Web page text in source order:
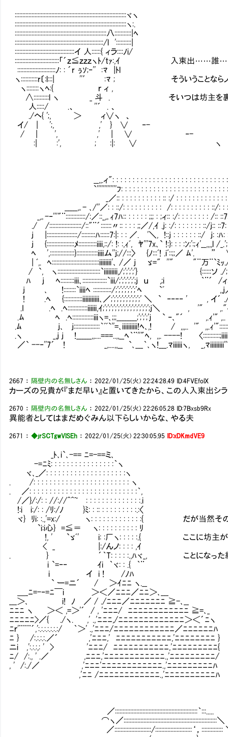
:::::::::::::::::::::::::::::::::::::::::::::::::::::::::::::::::::::::::ヾヽ
:::::::::::::::::::::::::::::::::::::::::::::::::::::::::::::::::::::::::ヽ:.
::::::::::::::::::::::::::::::::::::::::::::::::::::::::::::八:::::::::::|ﾍ
::::::::::::::::::::::::::::::::::::::::::::::::::::::::::/l '::::::::::|
:::::::::::::::::::::::::::::::::::::::イ 人::::::{ ィラ::::ﾉi/
:::::::::::::::::::::::::::::「´ｚ≦ｚｚｚヽﾄ/tｧ:,ｲ 入束出……誰
:::::::::::::::::::::::::ﾉ: : ´r ぅｿ;‐'' :ﾏ |ﾄl
ヽ:::::::::::r〔:l:::| ''′ :ﾏ ; そういうことならノ
ヽ::::::::ヽﾍ:{ ｒ ィ ,
∧::::::::::l ヽ _ 斗 . そいつは坊主を裏切っ
人:::::/ .、 ''´ . 、
./ヘ{ ';, ＞ ィ∨ヽ 、
イ/ | ';, ,' } ∨ ‐-
/ | ', ,' | ∨ ‐-
:| :', ; :|: ∨ ヽ
__,,.ィ": : : : : : : : : : : : : : : : : : : : : : : : : : : : : : : :
`'''''''''''''ﾌ: : : : : : : : : : : : : : : : : : : : : : : : : : : : : :
_／:: : : : : : : : : : : :: :/ : : : : : : : : : : : : : : : : :
_____,｡- ､/''／: : ::/: : : : : : : : : : /: : : : : : : : : : ::/: : : : :
_,｡-‐'''"¨:::::::::::::/:／::_,｡ｨ7ﾊ:: : : : : : ;;; : ;ィ:: :/: : : : : : : : /:: ::7:
./ /:::::::::::::::::::::/::"¨´:::::::〃:: : : : ;;／/,ｲ .j: :/: : : : : : : ::/j:: ::7: :
j |::::::::::::::::::::/:::::::::ﾊ::::::7:|: : : ／. '＼, !::j : : : : : : ::/ j: :ﾊ: :
j {::::::::::::::::::ﾒ::::::::::::iiii,::/: !: :,ｨﾞ, ﾔ'''7x､` !:}: : : :ﾝ;':;ｨ'__,,,,l /
ﾍ ',::::::::::::::::}::::::::::::::iiiiム''j;//:::〉 {ﾉ:::ﾞ! .iﾞ::;;／ ﾑ'. ”
| ﾞ,. ﾍ:::::::::::::::::::::::::::::::iiiiiiii'､ /／ j ゞ=" ''" "¨万
/ `, ヽ::::::::::::::::::::::::::::`iiiiiiiii,/;';';';'} {::::::ソ ./; : :
ﾊ j ﾍ:::::::::iii､::::::::::::::::`iii/;';';';';';j ｕ ,;i ｀¨´ /ィ::::／.
j ､ !::::::::`iiiiﾍ ::::::::::::/;';';';';';';'ﾍ `ﾞ ,,j／¨|;ﾊ;ハ
! .ﾍ {::::::::::::iiiiiiiiiii､／;';';';';';';';';';' ＼ ` ‐‐‐‐ ' , イ´ ./ ,,｡ｲ
.I .ﾍ .ﾍ:::::::::::::iiiiii,ｲ;';';';';';';';';';';';';';';';j＼ , '" ,."イ,.ｨ
.ﾑ ﾍ .ﾍ::::::::::::::iiiヽ=､;;;________;';';';'ｊ ` ‐､"´ ,.ｨ'" ,..
.ﾑ j､ j:::::::::::::::::｀ﾞﾞ`''=､iiiiiiiiii!ﾍ､,! / ,,,.. '" ,,.ｨ
.ヽ _,j j !______,,....===..,,__ﾍ｀¨''"ﾍ, ,,. ----! 〈
／` --‐''7´ ! _,....,,__ `､___｀､ヽ!___.ﾏiiiiiiヽ, _,ﾏ
2667 ： 隔壁内の名無しさん ：2022/01/25(火) 22:24:28.49 ID:4FVEfolX
カーズの兄貴が『まだ早い』と置いてきたから、この人入束出シ
2670 ： 隔壁内の名無しさん ：2022/01/25(火) 22:26:05.28 ID:7Bxsb9Rx
異能者としてはまだめぐみん以下らしいからな、やる夫
2671 ：◆jrSCTgwVlSEh ：2022/01/25(火) 22:30:05.95 ID:xDKmdVE9
_ﾄ､i`､-== ﾆ=-==ミ､
-=ﾆﾐ: : : : : : : : : : : : : : : :｀ヽ
ヾ､_／: : : : : : : : : : : : : : : : : : : :ヽ
. /: : : : : : : : : : : : : : : : : : : : : : : : ヽ
. ／: : : : : : : : : : : : : : : : : : : : : : : : : : :｀,
/／}/:/: : //://^^~㍉: : : : : : : : : : : : : :.i
!:i i:/: : /ﾘ:/ﾉ }ﾐ: : :: : : : : : : : : :.:〈
ヾ} ﾘi: :.,'=x:/ ヽ: : : : : : : : : : : : :{ だが当然その
`i:i心} =≦＝ ヽ: : : : : : : : : : ﾘ
!, ' `ゞﾞ' i: :厂ヽ: : : : :.{ ここに坊主が連れ
< _ |:/んノ: : : : ,ｲ
. } ´｀T: : : : :.,ﾊヾ_, ことになった経緯
i `=‐‐ ｲi ｀ヾ: : .{ ｀¨
i イ i ! /ﾉﾊ
` ー=ニ´ / ＞ｲﾆﾆ ヽ.__
＿_ﾆ=-‐=ﾆ￣i ＞＜／ﾆﾆﾆ／ﾆﾆ＞､___
___＞､ i! ﾉ ／ / ./ﾆﾆﾆ／ﾆﾆﾆﾆﾆﾆﾆ ≧-､__
ﾆﾆﾆ ヽ ＞＜ ,=＞'´ / , 'ﾆﾆﾆ/ ﾆﾆﾆﾆﾆﾆﾆﾆﾆﾆﾆﾆ ≧=､_
ﾆﾆﾆﾆﾆ>／{ ./ヽ. ,' .,'ﾆﾆﾆ,/ﾆﾆﾆﾆﾆﾆﾆﾆﾆﾆﾆﾆﾆ＞＜´ﾆヽ
ﾆｒ'¨¨¨´,':.:.:.:.:.:.:/ ｀＞' .,'ﾆﾆﾆ/ﾆﾆﾆﾆﾆﾆﾆﾆﾆﾆﾆﾆ／ﾆﾆﾆﾆﾆﾆﾊ
ﾆ } /:.:.:.:.／´ ,'ﾆﾆﾆ,' ﾆﾆﾆﾆﾆﾆﾆﾆﾆﾆﾆ,'ﾆﾆﾆﾆﾆﾆﾆﾆ }
ニi ,':.:.:,: ' > 'ﾆﾆﾆ/ ﾆﾆﾆﾆﾆﾆﾆﾆﾆﾆﾆ,'ﾆﾆﾆﾆﾆﾆﾆﾆﾆ{
ﾆ/ /:., ' .／ ,ﾆﾆﾆ,'ﾆﾆﾆﾆﾆﾆﾆﾆﾆﾆﾆﾆ.,'ﾆﾆﾆﾆﾆﾆﾆﾆﾆ/
, ' /:./／ ,'ﾆﾆﾆ'ﾆﾆﾆﾆﾆﾆﾆﾆﾆﾆﾆﾆ.,'ﾆﾆﾆﾆﾆﾆﾆﾆﾆﾊ
,'ﾆﾆ /ﾆﾆﾆﾆﾆﾆﾆﾆﾆﾆﾆﾆ.,'ﾆﾆﾆﾆﾆﾆﾆﾆﾆﾆﾊ
／::::::::::::::::::::::::::::::::::::::::::::::::::::::｀:::.....
⌒ヽ／:::::::::::::::::::::::::::::::::::::::::::::::::::::::::::::＼
／::::::::::::::::::::::::/::::::::::::::::::::::::‘，::::::::::::::